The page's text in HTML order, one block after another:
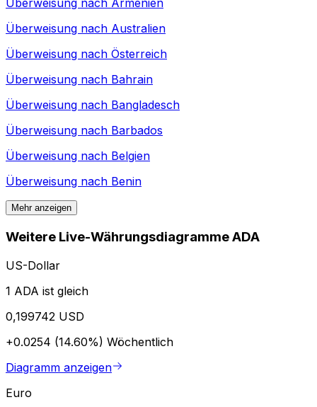
Überweisung nach Armenien
Überweisung nach Australien
Überweisung nach Österreich
Überweisung nach Bahrain
Überweisung nach Bangladesch
Überweisung nach Barbados
Überweisung nach Belgien
Überweisung nach Benin
Mehr anzeigen
Weitere Live-Währungsdiagramme ADA
US-Dollar
1 ADA ist gleich
0,199742 USD
+0.0254 (14.60%) Wöchentlich
Diagramm anzeigen
Euro